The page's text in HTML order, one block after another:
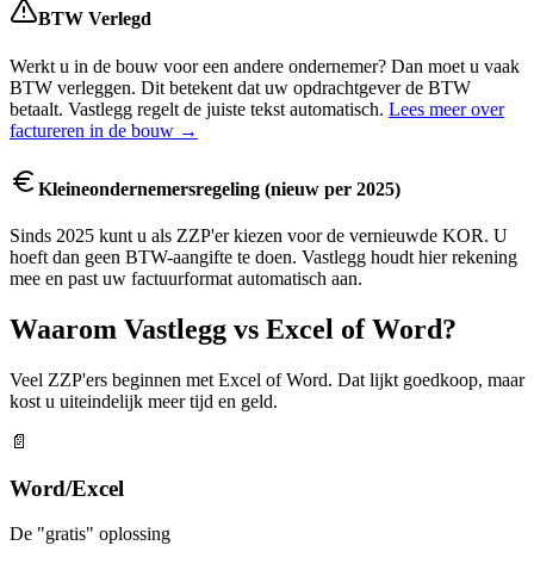
BTW Verlegd
Werkt u in de bouw voor een andere ondernemer? Dan moet u vaak
BTW verleggen. Dit betekent dat uw opdrachtgever de BTW
betaalt. Vastlegg regelt de juiste tekst automatisch. Lees meer over
factureren in de bouw →
Kleineondernemersregeling (nieuw per 2025)
Sinds 2025 kunt u als ZZP'er kiezen voor de vernieuwde KOR. U
hoeft dan geen BTW-aangifte te doen. Vastlegg houdt hier rekening
mee en past uw factuurformat automatisch aan.
Waarom Vastlegg vs Excel of Word?
Veel ZZP'ers beginnen met Excel of Word. Dat lijkt goedkoop, maar
kost u uiteindelijk meer tijd en geld.
📄
Word/Excel
De "gratis" oplossing